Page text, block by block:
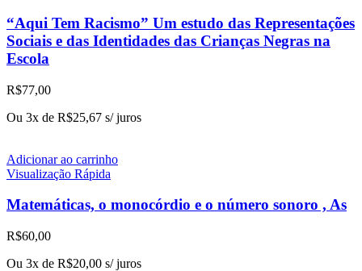
“Aqui Tem Racismo” Um estudo das Representações
Sociais e das Identidades das Crianças Negras na
Escola
R$77,00
Ou 3x de R$25,67 s/ juros
Adicionar ao carrinho
Visualização Rápida
Matemáticas, o monocórdio e o número sonoro , As
R$60,00
Ou 3x de R$20,00 s/ juros